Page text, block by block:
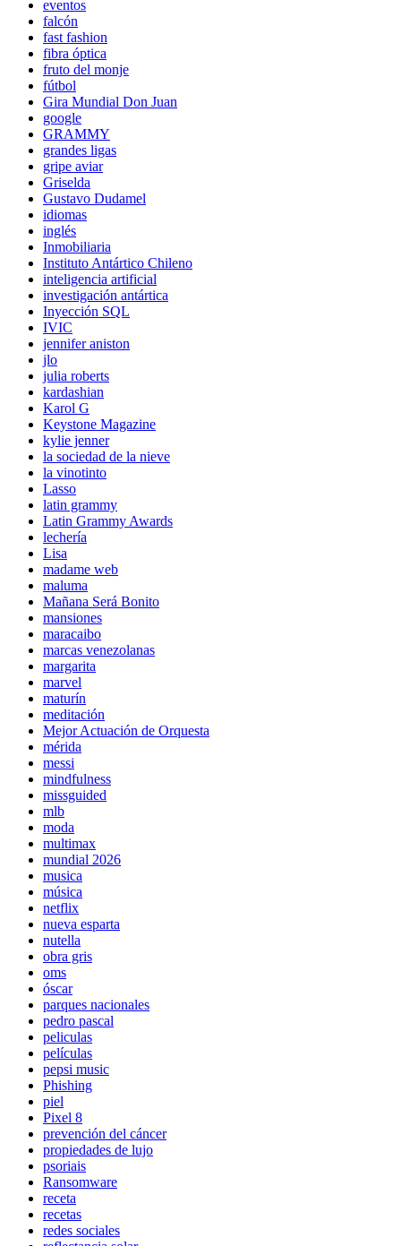
eventos
falcón
fast fashion
fibra óptica
fruto del monje
fútbol
Gira Mundial Don Juan
google
GRAMMY
grandes ligas
gripe aviar
Griselda
Gustavo Dudamel
idiomas
inglés
Inmobiliaria
Instituto Antártico Chileno
inteligencia artificial
investigación antártica
Inyección SQL
IVIC
jennifer aniston
jlo
julia roberts
kardashian
Karol G
Keystone Magazine
kylie jenner
la sociedad de la nieve
la vinotinto
Lasso
latin grammy
Latin Grammy Awards
lechería
Lisa
madame web
maluma
Mañana Será Bonito
mansiones
maracaibo
marcas venezolanas
margarita
marvel
maturín
meditación
Mejor Actuación de Orquesta
mérida
messi
mindfulness
missguided
mlb
moda
multimax
mundial 2026
musica
música
netflix
nueva esparta
nutella
obra gris
oms
óscar
parques nacionales
pedro pascal
peliculas
películas
pepsi music
Phishing
piel
Pixel 8
prevención del cáncer
propiedades de lujo
psoriais
Ransomware
receta
recetas
redes sociales